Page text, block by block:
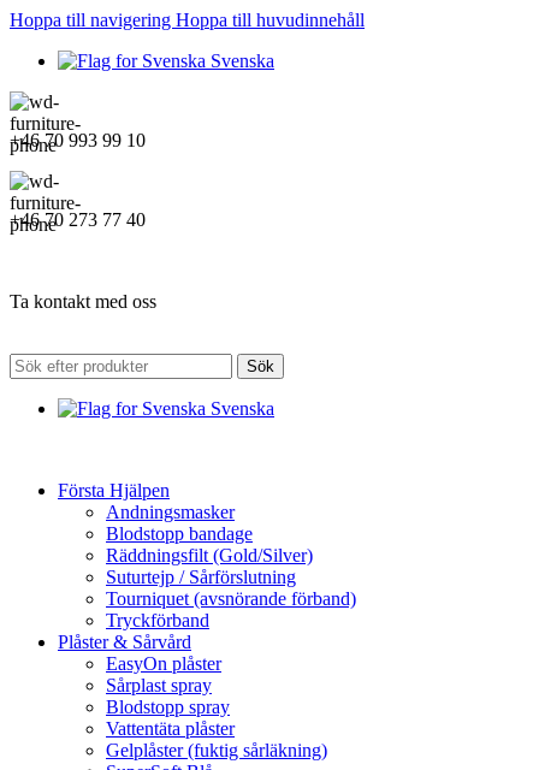
Hoppa till navigering Hoppa till huvudinnehåll
Svenska
+46 70 993 99 10
+46 70 273 77 40
Ta kontakt med oss
Sök
Svenska
Första Hjälpen
Andningsmasker
Blodstopp bandage
Räddningsfilt (Gold/Silver)
Suturtejp / Sårförslutning
Tourniquet (avsnörande förband)
Tryckförband
Plåster & Sårvård
EasyOn plåster
Sårplast spray
Blodstopp spray
Vattentäta plåster
Gelplåster (fuktig sårläkning)